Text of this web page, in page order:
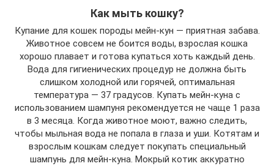
Как мыть кошку?
Купание для кошек породы мейн-кун — приятная забава.
Животное совсем не боится воды, взрослая кошка
хорошо плавает и готова купаться хоть каждый день.
Вода для гигиенических процедур не должна быть
слишком холодной или горячей, оптимальная
температура — 37 градусов. Купать мейн-куна с
использованием шампуня рекомендуется не чаще 1 раза
в 3 месяца. Когда животное моют, важно следить,
чтобы мыльная вода не попала в глаза и уши. Котятам и
взрослым кошкам следует покупать специальный
шампунь для мейн-куна. Мокрый котик аккуратно